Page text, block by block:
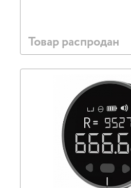
Товар распродан